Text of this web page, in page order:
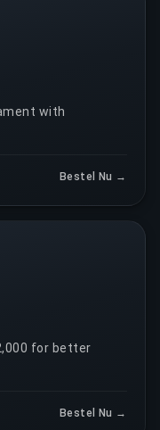
with
Bestel Nu →
for better
Bestel Nu →